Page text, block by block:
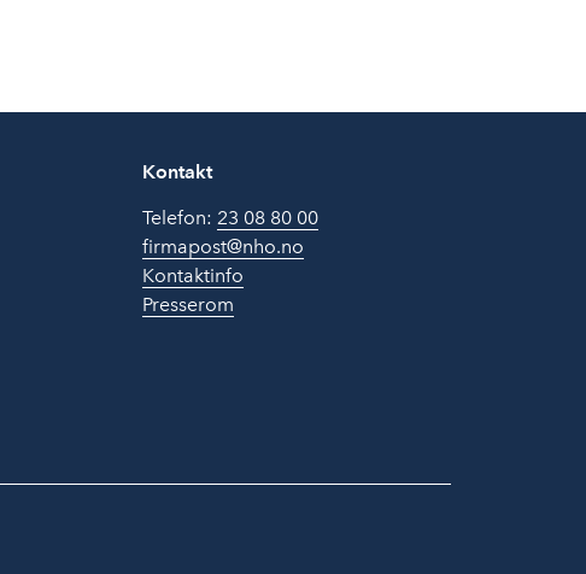
Kontakt
Telefon: 23 08 80 00
firmapost@nho.no
Kontaktinfo
Presserom